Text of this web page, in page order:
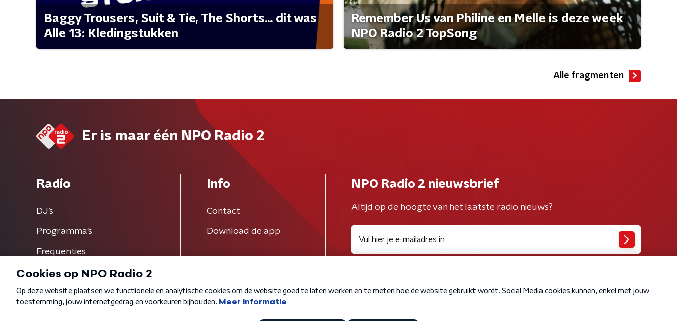
Baggy Trousers, Suit & Tie, The Shorts... dit was
Alle 13: Kledingstukken
Remember Us van Philine en Melle is deze week
NPO Radio 2 TopSong
Alle fragmenten
Er is maar één NPO Radio 2
Radio
DJ’s
Programma's
Frequenties
Info
Contact
Download de app
NPO Radio 2 nieuwsbrief
Altijd op de hoogte van het laatste radio nieuws?
Algemene voorwaarden Privacybeleid